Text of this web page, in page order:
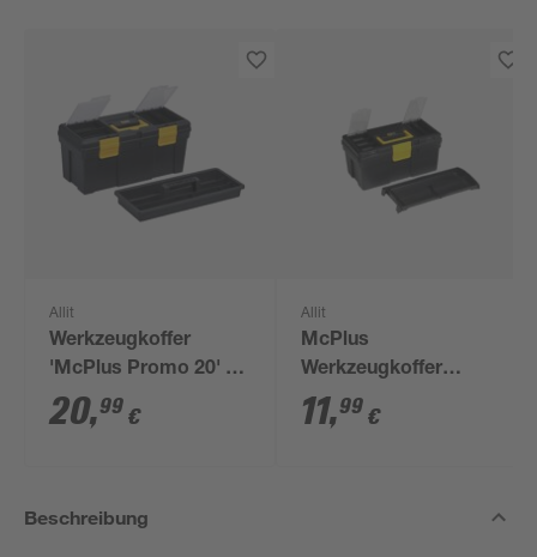
Allit
Werkzeugkoffer
'McPlus Promo 20' 51
x 24 x 24 cm
20,99 €
Allit
McPlus
Werkzeugkoffer
'Promo 16'
schwarz/gelb 40 x 20
11,99 €
Beschreibung